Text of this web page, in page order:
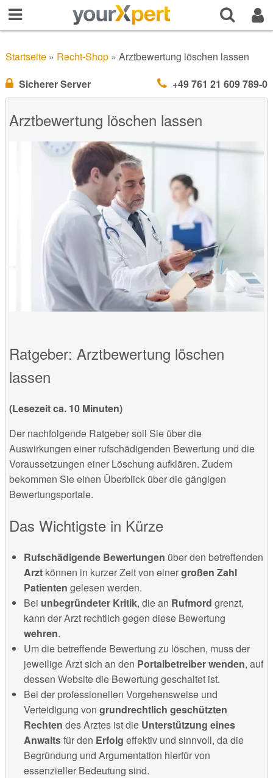
Startseite» Recht-Shop» Arztbewertung löschen lassen
Sicherer Server
+49 761 21 609 789-0
Arztbewertung löschen lassen
Ratgeber: Arztbewertung löschen
lassen
(Lesezeit ca. 10 Minuten)
Der nachfolgende Ratgeber soll Sie über die
Auswirkungen einer rufschädigenden Bewertung und die
Voraussetzungen einer Löschung aufklären. Zudem
bekommen Sie einen Überblick über die gängigen
Bewertungsportale.
Das Wichtigste in Kürze
Rufschädigende Bewertungen über den betreffenden
Arzt können in kurzer Zeit von einergroßen Zahl
Patienten gelesen werden.
Bei unbegründeter Kritik, die an Rufmord grenzt,
kann der Arzt rechtlich gegen diese Bewertung
wehren.
Um die betreffende Bewertung zu löschen, muss der
jeweilige Arzt sich an den Portalbetreiber wenden, auf
dessen Website die Bewertung geschaltet ist.
Bei der professionellen Vorgehensweise und
Verteidigung von grundrechtlich geschützten
Rechten des Arztes ist die Unterstützung eines
Anwaltsfür den Erfolg effektiv und sinnvoll, da die
Begründung und Argumentation hierfür von
essenzieller Bedeutung sind.